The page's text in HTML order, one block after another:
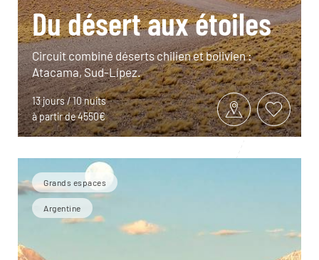
Du désert aux étoiles
Circuit combiné déserts chilien et bolivien :
Atacama, Sud-Lípez.
13 jours / 10 nuits
à partir de 4550€
Grands espaces
Argentine